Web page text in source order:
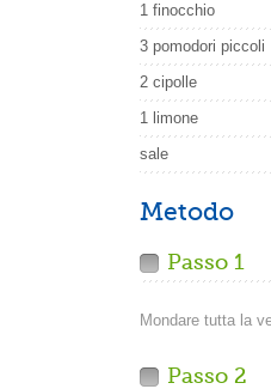
1 finocchio
3 pomodori piccoli
2 cipolle
1 limone
sale
Metodo
Passo 1
Mondare tutta la
Passo 2